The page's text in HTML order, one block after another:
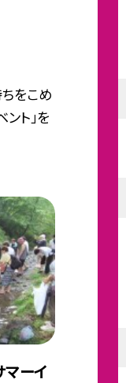
をこめ
ト」を
マーイ